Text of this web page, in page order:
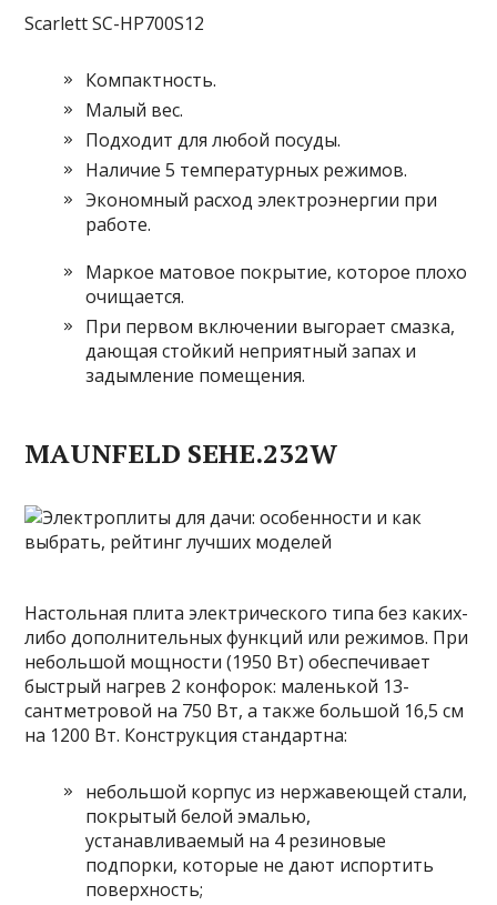
Scarlett SC-HP700S12
Компактность.
Малый вес.
Подходит для любой посуды.
Наличие 5 температурных режимов.
Экономный расход электроэнергии при
работе.
Маркое матовое покрытие, которое плохо
очищается.
При первом включении выгорает смазка,
дающая стойкий неприятный запах и
задымление помещения.
MAUNFELD SEHE.232W
Настольная плита электрического типа без каких-
либо дополнительных функций или режимов. При
небольшой мощности (1950 Вт) обеспечивает
быстрый нагрев 2 конфорок: маленькой 13-
сантметровой на 750 Вт, а также большой 16,5 см
на 1200 Вт. Конструкция стандартна:
небольшой корпус из нержавеющей стали,
покрытый белой эмалью,
устанавливаемый на 4 резиновые
подпорки, которые не дают испортить
поверхность;